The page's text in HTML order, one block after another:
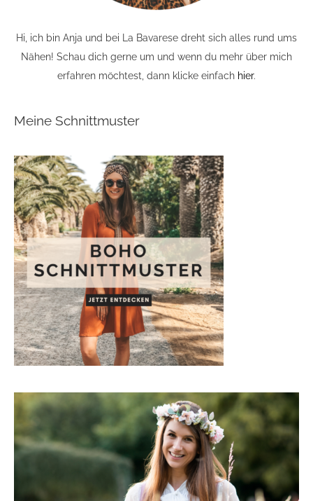
Hi, ich bin Anja und bei La Bavarese dreht sich alles rund ums
Nähen! Schau dich gerne um und wenn du mehr über mich
erfahren möchtest, dann klicke einfach hier.
Meine Schnittmuster